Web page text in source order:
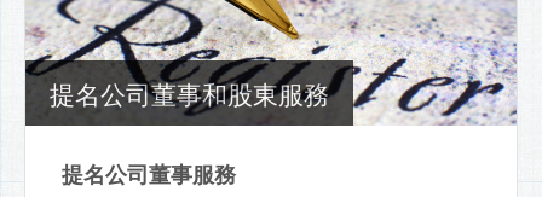
提名公司董事和股東服務
提名公司董事服務